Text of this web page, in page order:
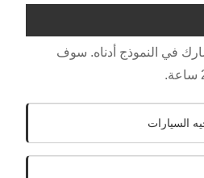
في النموذج أدناه. سوف